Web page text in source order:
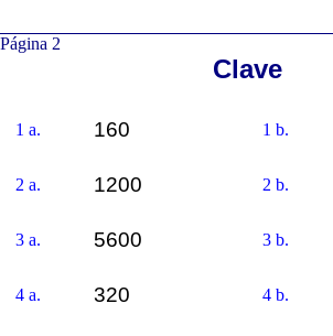
Página 2
Clave
1 a. 160 1 b.
2 a. 1200 2 b.
3 a. 5600 3 b.
4 a. 320 4 b.